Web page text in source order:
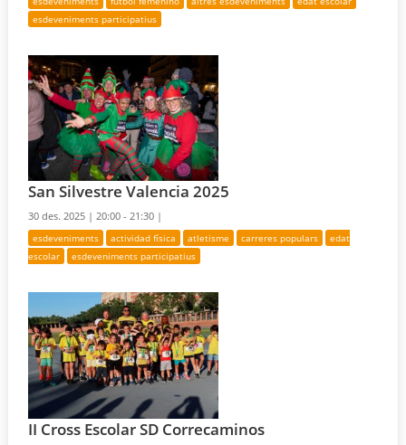
esdeveniments participatius
San Silvestre Valencia 2025
30 des. 2025 |20:00 - 21:30 |
esdeveniments actividad física atletisme carreres populars
edat
escolar
esdeveniments participatius
II Cross Escolar SD Correcaminos